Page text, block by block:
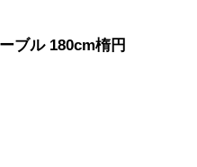
ブル 180cm楕円